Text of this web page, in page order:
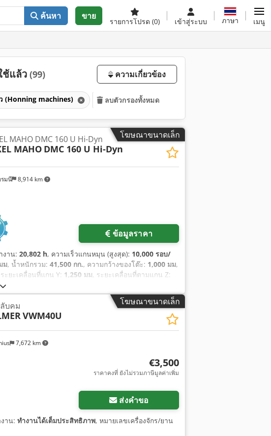
ค้นหา ขาย
รายการโปรด (0) เข้าสู่ระบบ ภาษา เมนู
ช้แล้ว (99) ความเกี่ยวข้อง
(Honning machines) ลบตัวกรองทั้งหมด
โฆษณาขนาดเล็ก
มนี 8,914 km
MAHO DMC 160 U Hi-Dyn
MAHO DMC 160 U Hi-Dyn
ข้อมูลราคา
งาน: 20,802 h, ความเร็วแกนหมุน (สูงสุด): 10,000 รอบ/
ม, น้ำหนักรวม: 41,500 กก., ความกว้างของโต๊ะ: 1,000 มม,
ะยะเคลื่อนที่แกน Y: 1,250 มม, ระยะเคลื่อนที่ตามแกน Z:
ผลิตภัณฑ์ (สูงสุด):
โฆษณาขนาดเล็ก
7,672 km
บคม
VWM40U
€3,500
ราคาคงที่ ยังไม่รวมภาษีมูลค่าเพิ่ม
ส่งคำขอ
าน: ทำงานได้เต็มประสิทธิภาพ, หมายเลขเครื่องจักร/ยาน